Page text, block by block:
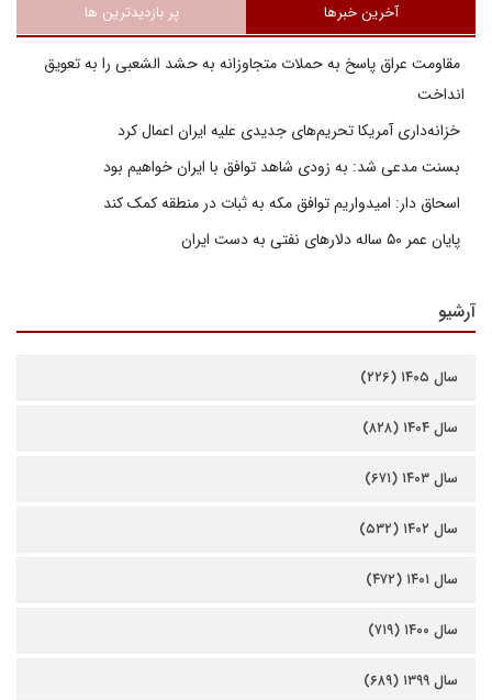
آخرین خبرها پر بازدیدترین ها
مقاومت عراق پاسخ به حملات متجاوزانه به حشد الشعبی را به تعویق
انداخت
خزانه‌داری آمریکا تحریم‌های جدیدی علیه ایران اعمال کرد
بسنت مدعی شد: به زودی شاهد توافق با ایران خواهیم بود
اسحاق دار: امیدواریم توافق مکه به ثبات در منطقه کمک کند
پایان عمر ۵۰ ساله دلارهای نفتی به دست ایران
آرشیو
سال ۱۴۰۵ (۲۲۶)
سال ۱۴۰۴ (۸۲۸)
سال ۱۴۰۳ (۶۷۱)
سال ۱۴۰۲ (۵۳۲)
سال ۱۴۰۱ (۴۷۲)
سال ۱۴۰۰ (۷۱۹)
سال ۱۳۹۹ (۶۸۹)